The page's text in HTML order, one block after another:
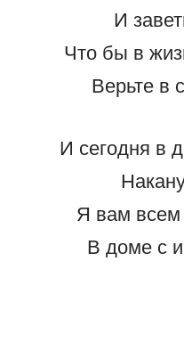
И
Что бы в
Верьте в
И сегодня в
Я вам всем
В доме с